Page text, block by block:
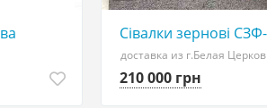
Сівалки зернові
доставка из г.Белая
210 000 грн